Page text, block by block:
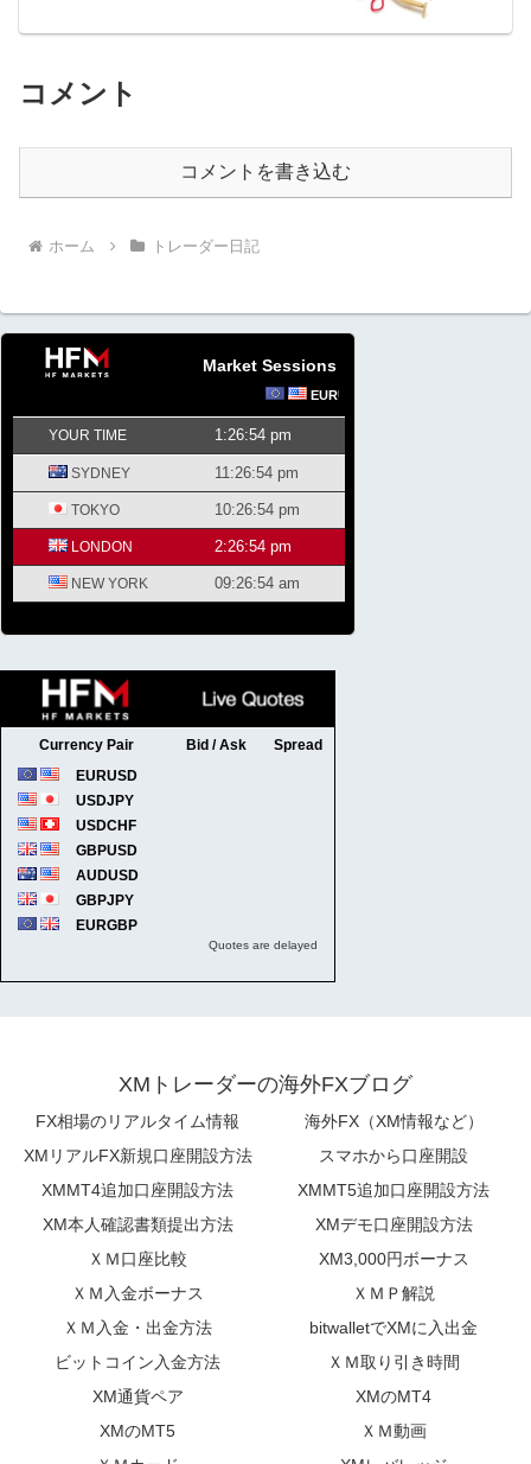
コメント
コメントを書き込む
ホーム トレーダー日記
Market Sessions
XMトレーダーの海外FXブログ
FX相場のリアルタイム情報
海外FX（XM情報など）
XMリアルFX新規口座開設方法
スマホから口座開設
XMMT4追加口座開設方法
XMMT5追加口座開設方法
XM本人確認書類提出方法
XMデモ口座開設方法
ＸＭ口座比較
XM3,000円ボーナス
ＸＭ入金ボーナス
ＸＭＰ解説
ＸＭ入金・出金方法
bitwalletでXMに入出金
ビットコイン入金方法
ＸＭ取り引き時間
XM通貨ペア
XMのMT4
XMのMT5
ＸＭ動画